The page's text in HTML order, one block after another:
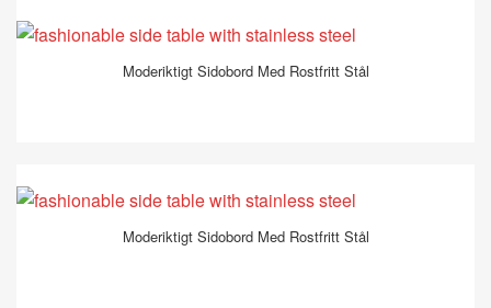
Moderiktigt Sidobord Med Rostfritt Stål
Moderiktigt Sidobord Med Rostfritt Stål